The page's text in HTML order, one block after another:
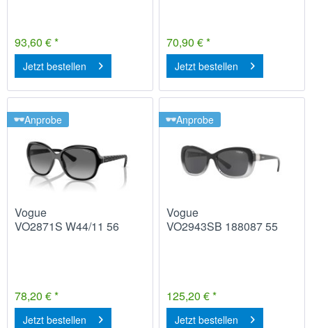
93,60 € *
Jetzt bestellen
70,90 € *
Jetzt bestellen
Anprobe
Vogue
VO2871S W44/11 56
78,20 € *
Jetzt bestellen
Anprobe
Vogue
VO2943SB 188087 55
125,20 € *
Jetzt bestellen